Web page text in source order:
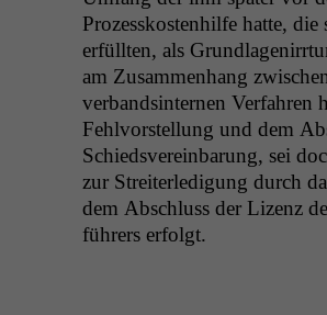
Prozesskosten­hil­fe hat­te, die
erfüll­ten, als
am Zusam­men­hang
ver­bandsin­ter­nen Ver­fahren
Fehlvorstel­lung und dem
Schiedsvere­in­barung, sei
zur Stre­it­erledi­gung durch
dem Abschluss der Lizenz
führers erfolgt.